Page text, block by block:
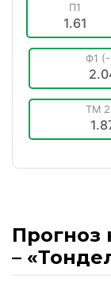
П1
1.61
Ф1 (-
ТМ
Прогноз
–